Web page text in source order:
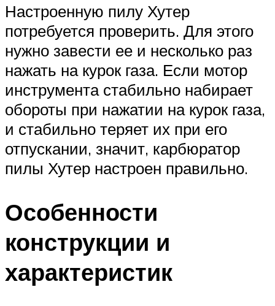
Настроенную пилу Хутер
потребуется проверить. Для этого
нужно завести ее и несколько раз
нажать на курок газа. Если мотор
инструмента стабильно набирает
обороты при нажатии на курок газа,
и стабильно теряет их при его
отпускании, значит, карбюратор
пилы Хутер настроен правильно.
Особенности
конструкции и
характеристик